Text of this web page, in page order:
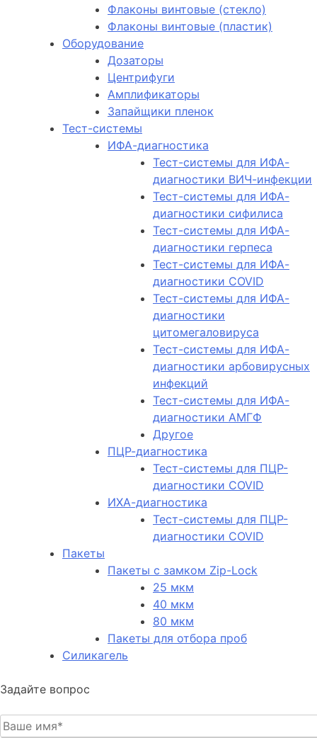
Флаконы винтовые (стекло)
Флаконы винтовые (пластик)
Оборудование
Дозаторы
Центрифуги
Амплификаторы
Запайщики пленок
Тест-системы
ИФА-диагностика
Тест-системы для ИФА-
диагностики ВИЧ-инфекции
Тест-системы для ИФА-
диагностики сифилиса
Тест-системы для ИФА-
диагностики герпеса
Тест-системы для ИФА-
диагностики COVID
Тест-системы для ИФА-
диагностики
цитомегаловируса
Тест-системы для ИФА-
диагностики арбовирусных
инфекций
Тест-системы для ИФА-
диагностики АМГФ
Другое
ПЦР-диагностика
Тест-системы для ПЦР-
диагностики COVID
ИХА-диагностика
Тест-системы для ПЦР-
диагностики COVID
Пакеты
Пакеты с замком Zip-Lock
25 мкм
40 мкм
80 мкм
Пакеты для отбора проб
Силикагель
Задайте вопрос